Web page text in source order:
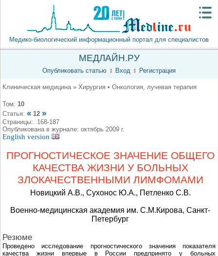
Медико-биологический информационный портал для специалистов
МЕДЛАЙН.РУ
Опубликовать статью Вход Регистрация
Клиническая медицина » Хирургия • Онкология, лучевая терапия
Том: 10
Статья: « 12 »
Страницы:. 168-187
Опубликована в журнале: октябрь 2009 г.
English version
ПРОГНОСТИЧЕСКОЕ ЗНАЧЕНИЕ ОБЩЕГО
КАЧЕСТВА ЖИЗНИ У БОЛЬНЫХ
ЗЛОКАЧЕСТВЕННЫМИ ЛИМФОМАМИ
Новицкий А.В., Сухонос Ю.А., Петленко С.В.
Военно-медицинская академия им. С.М.Кирова, Санкт-
Петербург
Резюме
Проведено исследование прогностического значения показателя
качества жизни впервые в России предпринято у больных